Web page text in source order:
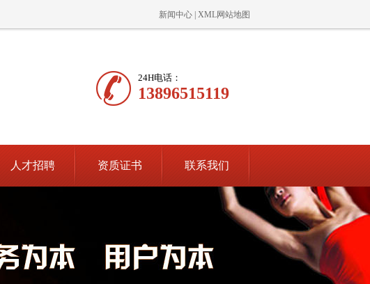
新闻中心 XML网站地图
24H电话：
13896515119
人才招聘 资质证书 联系我们